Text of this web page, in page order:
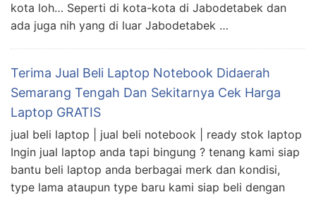
kota loh… Seperti di kota-kota di Jabodetabek dan
ada juga nih yang di luar Jabodetabek …
Terima Jual Beli Laptop Notebook Didaerah
Semarang Tengah Dan Sekitarnya Cek Harga
Laptop GRATIS
jual beli laptop | jual beli notebook | ready stok laptop
Ingin jual laptop anda tapi bingung ? tenang kami siap
bantu beli laptop anda berbagai merk dan kondisi,
type lama ataupun type baru kami siap beli dengan